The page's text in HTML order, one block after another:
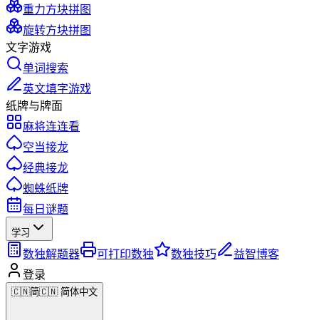
重力方块拼图
旋转方块拼图
文字游戏
单词搜索
英文填字游戏
纸牌与牌面
麻将连连看
空当接龙
经典接龙
蜘蛛纸牌
每日谜题
学习
数独解题器 可打印数独 数独技巧
益智博客
登录
🇨🇳简🇨🇳 简体中文